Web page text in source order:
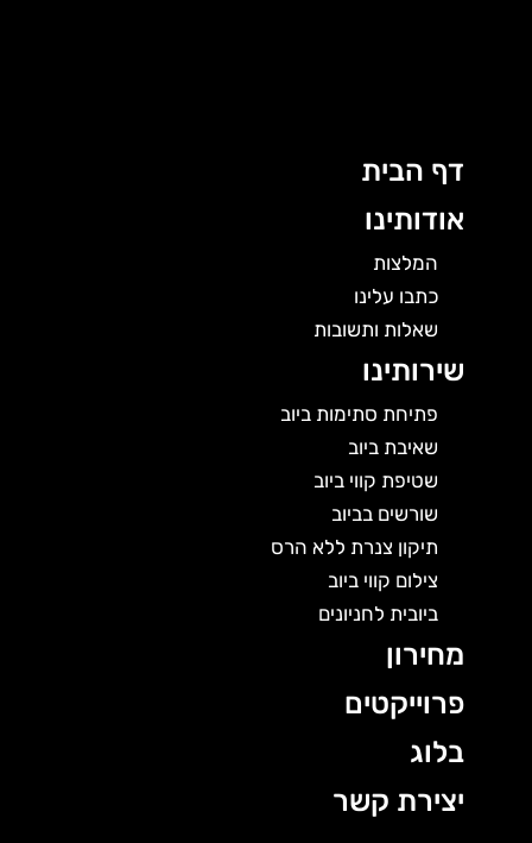
דף הבית
אודותינו
המלצות
כתבו עלינו
שאלות ותשובות
שירותינו
פתיחת סתימות ביוב
שאיבת ביוב
שטיפת קווי ביוב
שורשים בביוב
תיקון צנרת ללא הרס
צילום קווי ביוב
ביובית לחניונים
מחירון
פרוייקטים
בלוג
יצירת קשר